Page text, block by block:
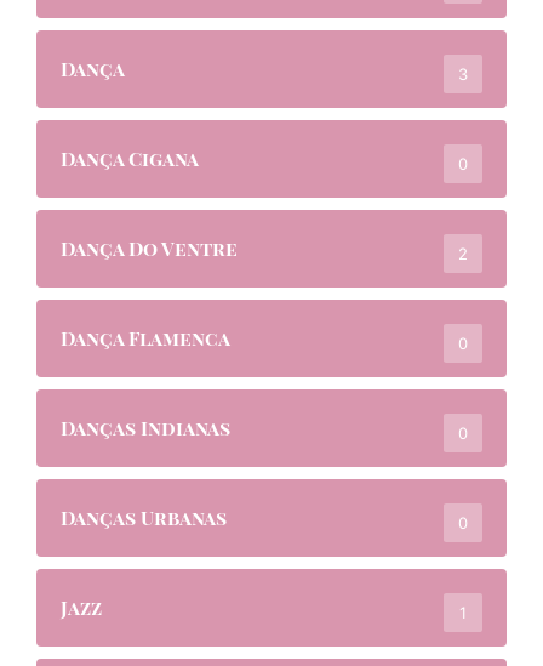
Dança 3
Dança Cigana 0
Dança Do Ventre 2
Dança Flamenca 0
Danças Indianas 0
Danças Urbanas 0
Jazz 1